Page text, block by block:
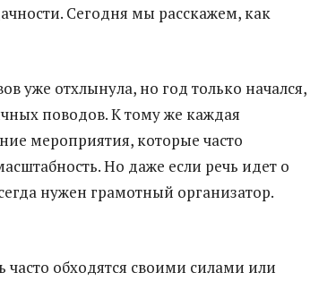
Сегодня мы расскажем, как
уже отхлынула, но год только начался,
поводов. К тому же каждая
мероприятия, которые часто
Но даже если речь идет о
нужен грамотный организатор.
обходятся своими силами или